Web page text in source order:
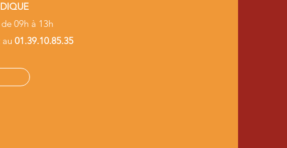
09h à 13h
01.39.10.85.35